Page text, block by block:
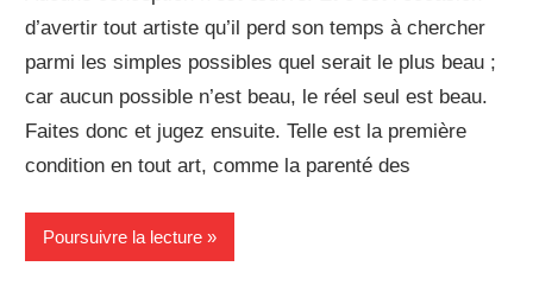
d’avertir tout artiste qu’il perd son temps à chercher
parmi les simples possibles quel serait le plus beau ;
car aucun possible n’est beau, le réel seul est beau.
Faites donc et jugez ensuite. Telle est la première
condition en tout art, comme la parenté des
Poursuivre la lecture